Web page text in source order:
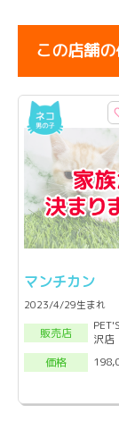
この店舗
マンチカン
2023/4/29生まれ
販売店
沢店
価格